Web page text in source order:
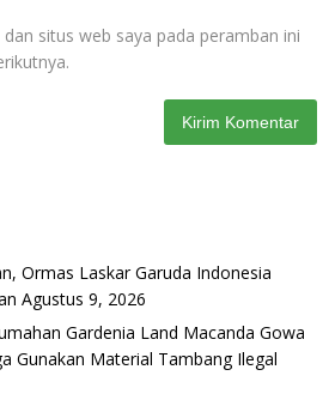
situs web saya pada peramban ini
Ormas Laskar Garuda Indonesia
Agustus 9, 2026
Gardenia Land Macanda Gowa
Gunakan Material Tambang Ilegal